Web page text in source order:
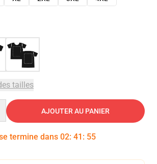
tailles
AJOUTER AU PANIER
termine dans 02: 41 : 54